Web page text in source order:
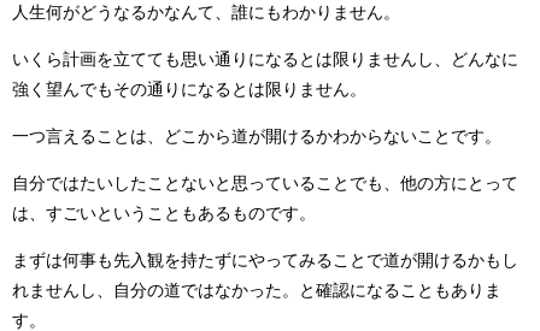
人生何がどうなるかなんて、誰にもわかりません。
いくら計画を立てても思い通りになるとは限りませんし、どんなに
強く望んでもその通りになるとは限りません。
一つ言えることは、どこから道が開けるかわからないことです。
自分ではたいしたことないと思っていることでも、他の方にとって
は、すごいということもあるものです。
まずは何事も先入観を持たずにやってみることで道が開けるかもし
れませんし、自分の道ではなかった。と確認になることもありま
す。